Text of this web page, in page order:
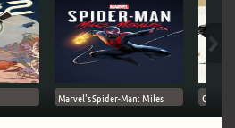
Marvel's Spider-Man: Miles Ghost